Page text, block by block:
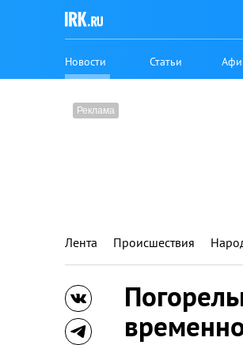
Новости Статьи
Лента Происшествия